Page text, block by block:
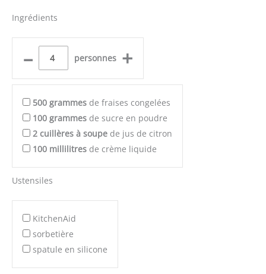
Ingrédients
– personnes +
500 grammes de fraises congelées
100 grammes de sucre en poudre
2 cuillères à soupe de jus de citron
100 millilitres de crème liquide
Ustensiles
KitchenAid
sorbetière
spatule en silicone